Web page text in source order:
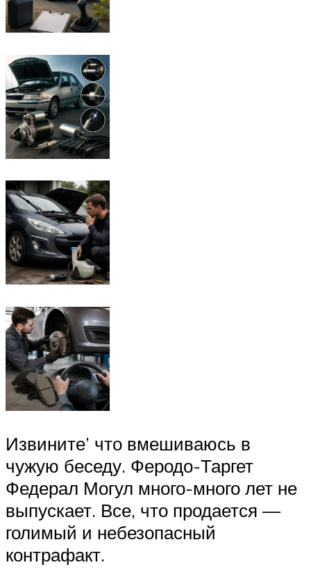
Извините’ что вмешиваюсь в
чужую беседу. Феродо-Таргет
Федерал Могул много-много лет не
выпускает. Все, что продается —
голимый и небезопасный
контрафакт.